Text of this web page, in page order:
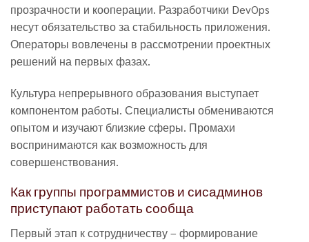
прозрачности и кооперации. Разработчики DevOps
несут обязательство за стабильность приложения.
Операторы вовлечены в рассмотрении проектных
решений на первых фазах.
Культура непрерывного образования выступает
компонентом работы. Специалисты обмениваются
опытом и изучают близкие сферы. Промахи
воспринимаются как возможность для
совершенствования.
Как группы программистов и сисадминов
приступают работать сообща
Первый этап к сотрудничеству – формирование